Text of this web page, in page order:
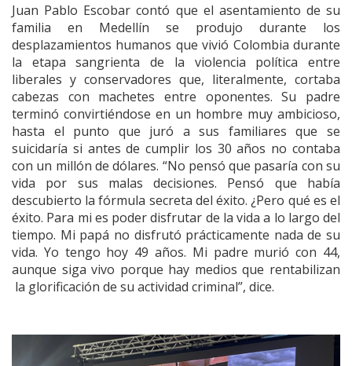
Juan Pablo Escobar contó que el asentamiento de su
familia en Medellín se produjo durante los
desplazamientos humanos que vivió Colombia durante
la etapa sangrienta de la violencia política entre
liberales y conservadores que, literalmente, cortaba
cabezas con machetes entre oponentes. Su padre
terminó convirtiéndose en un hombre muy ambicioso,
hasta el punto que juró a sus familiares que se
suicidaría si antes de cumplir los 30 años no contaba
con un millón de dólares. “No pensó que pasaría con su
vida por sus malas decisiones. Pensó que había
descubierto la fórmula secreta del éxito. ¿Pero qué es el
éxito. Para mi es poder disfrutar de la vida a lo largo del
tiempo. Mi papá no disfrutó prácticamente nada de su
vida. Yo tengo hoy 49 años. Mi padre murió con 44,
aunque siga vivo porque hay medios que rentabilizan
la glorificación de su actividad criminal”, dice.